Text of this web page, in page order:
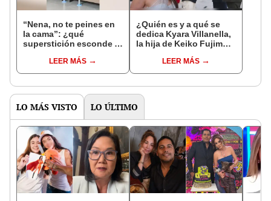
“Nena, no te peines en
la cama”: ¿qué
superstición esconde la
Enanitos Verdes?
LEER MÁS
¿Quién es y a qué se
dedica Kyara Villanella,
la hija de Keiko Fujimori
nivel nacional?
LEER MÁS
LO MÁS VISTO LO ÚLTIMO